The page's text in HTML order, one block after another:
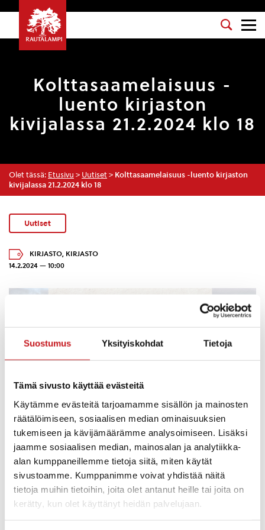
Suostumus Yksityiskohdat Tietoja
Tämä sivusto käyttää evästeitä
Käytämme evästeitä tarjoamamme sisällön ja mainosten
räätälöimiseen, sosiaalisen median ominaisuuksien
tukemiseen ja kävijämäärämme analysoimiseen. Lisäksi
jaamme sosiaalisen median, mainosalan ja analytiikka-
alan kumppaneillemme tietoja siitä, miten käytät
sivustoamme. Kumppanimme voivat yhdistää näitä
tietoja muihin tietoihin, joita olet antanut heille tai joita on
kerätty, kun olet käyttänyt heidän palvelujaan.
Kolttasaamelaisuus -
luento kirjaston
kivijalassa 21.2.2024 klo 18
Olet tässä: Etusivu > Uutiset > Kolttasaamelaisuus -luento kirjaston
kivijalassa 21.2.2024 klo 18
Uutiset
KIRJASTO, KIRJASTO
14.2.2024 — 10:00